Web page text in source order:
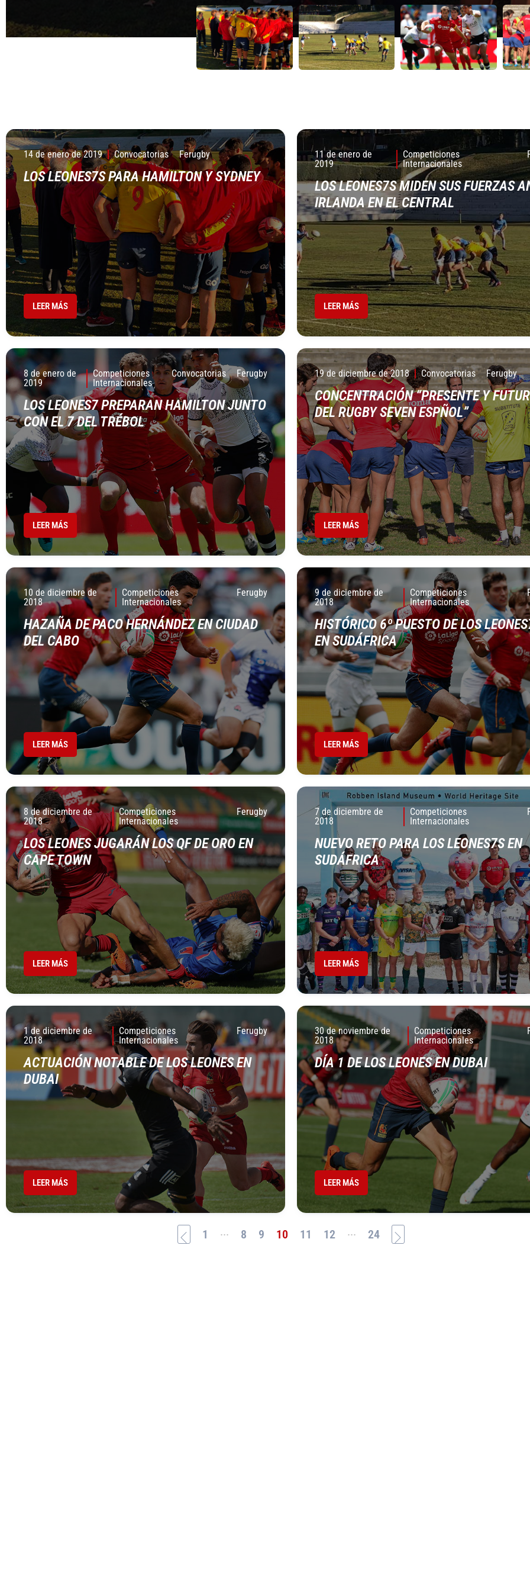
14 de enero de 2019 Convocatorias Ferugby
LOS LEONES7S PARA HAMILTON Y SYDNEY
LEER MÁS
11 de enero de
2019
Competiciones
Internacionales
LOS LEONES7S MIDEN SUS FUERZAS
IRLANDA EN EL CENTRAL
LEER MÁS
8 de enero de
2019
Competiciones
Internacionales
Convocatorias Ferugby
LOS LEONES7 PREPARAN HAMILTON JUNTO
CON EL 7 DEL TRÉBOL
LEER MÁS
19 de diciembre de 2018 Convocatorias Ferugby
CONCENTRACIÓN “PRESENTE Y
DEL RUGBY SEVEN ESPÑOL”
LEER MÁS
10 de diciembre de
2018
Competiciones
Internacionales
Ferugby
HAZAÑA DE PACO HERNÁNDEZ EN CIUDAD
DEL CABO
LEER MÁS
9 de diciembre de
2018
Competiciones
Internacionales
HISTÓRICO 6º PUESTO DE LOS
EN SUDÁFRICA
LEER MÁS
8 de diciembre de
2018
Competiciones
Internacionales
Ferugby
LOS LEONES JUGARÁN LOS QF DE ORO EN
CAPE TOWN
LEER MÁS
7 de diciembre de
2018
Competiciones
Internacionales
NUEVO RETO PARA LOS LEONES7S EN
SUDÁFRICA
LEER MÁS
1 de diciembre de
2018
Competiciones
Internacionales
Ferugby
ACTUACIÓN NOTABLE DE LOS LEONES EN
DUBAI
LEER MÁS
30 de noviembre de
2018
Competiciones
Internacionales
DÍA 1 DE LOS LEONES EN DUBAI
LEER MÁS
1 ... 8 9 10 11 12 ... 24